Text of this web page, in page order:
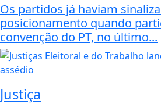
Os partidos já haviam
posicionamento quando
convenção do PT, no último...
Justiça